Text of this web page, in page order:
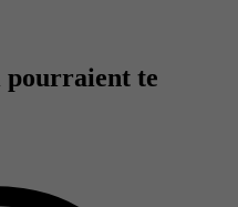
pourraient te